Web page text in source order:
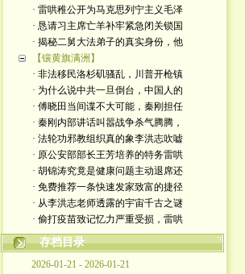
· 雷哄稚公开为马克思列宁主义毛泽
· 恳请习主席亡羊补牢紧急闭关锁国
· 揭秘二舅大法弟子的真实身份，他
【镶黄旗满洲】
· 非法移民洛杉矶骚乱，川普开枪镇
· 为什么说中共一旦倒台，中国人的
· 傅晓田当间谍不大可能，秦刚担任
· 秦刚内部讲话叫嚣战争杀气腾腾，
· 法轮功邪教组织真的象李洪志吹嘘
· 原公安部部长王芳培养的特务雷哄
· 胡锦涛究竟是健康问题主动退席还
· 免费推荐一条快速发家致富的捷径
· 从李洪志老师透露的宇宙千古之谜
· 偷打疫苗致记忆力严重受损，雷哄
存档目录
2026-01-21 - 2026-01-21